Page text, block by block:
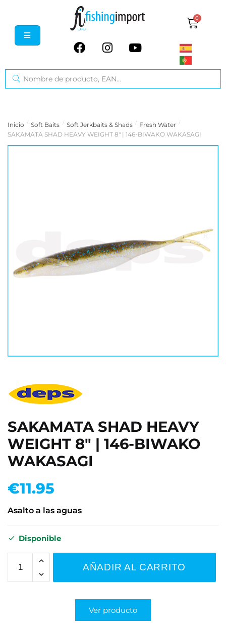
0
Inicio / Soft Baits / Soft Jerkbaits & Shads / Fresh Water /
SAKAMATA SHAD HEAVY WEIGHT 8" | 146-BIWAKO WAKASAGI
SAKAMATA SHAD HEAVY
WEIGHT 8" | 146-BIWAKO
WAKASAGI
€11.95
Asalto a las aguas
Disponible
AÑADIR AL CARRITO
Ver producto